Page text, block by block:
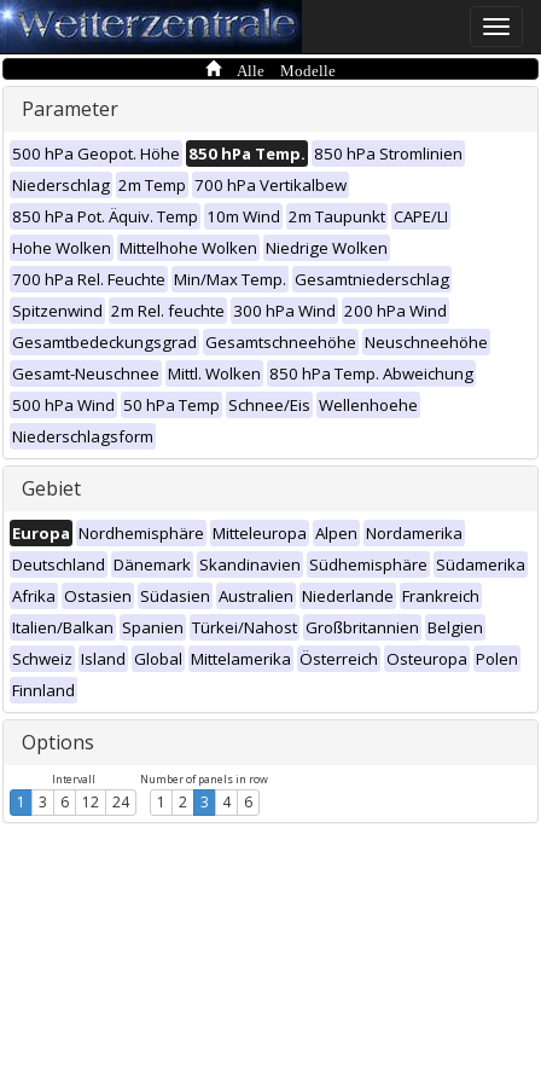
Toggle
Alle Modelle
Parameter
500 hPa Geopot. Höhe 850 hPa Temp. 850 hPa Stromlinien
Niederschlag 2m Temp 700 hPa Vertikalbew
850 hPa Pot. Äquiv. Temp 10m Wind 2m Taupunkt CAPE/LI
Hohe Wolken Mittelhohe Wolken Niedrige Wolken
700 hPa Rel. Feuchte Min/Max Temp. Gesamtniederschlag
Spitzenwind 2m Rel. feuchte 300 hPa Wind 200 hPa Wind
Gesamtbedeckungsgrad Gesamtschneehöhe Neuschneehöhe
Gesamt-Neuschnee Mittl. Wolken 850 hPa Temp. Abweichung
500 hPa Wind 50 hPa Temp Schnee/Eis Wellenhoehe
Niederschlagsform
Gebiet
Europa Nordhemisphäre Mitteleuropa Alpen Nordamerika
Deutschland Dänemark Skandinavien Südhemisphäre Südamerika
Afrika Ostasien Südasien Australien Niederlande Frankreich
Italien/Balkan Spanien Türkei/Nahost Großbritannien Belgien
Schweiz Island Global Mittelamerika Österreich Osteuropa Polen
Finnland
Options
Intervall
1 3 6 12 24
Number of panels in row
1 2 3 4 6